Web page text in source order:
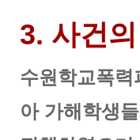
3. 사건
수원학교폭
아 가해학생